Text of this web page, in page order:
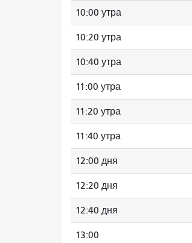
10:00 утра
10:20 утра
10:40 утра
11:00 утра
11:20 утра
11:40 утра
12:00 дня
12:20 дня
12:40 дня
13:00